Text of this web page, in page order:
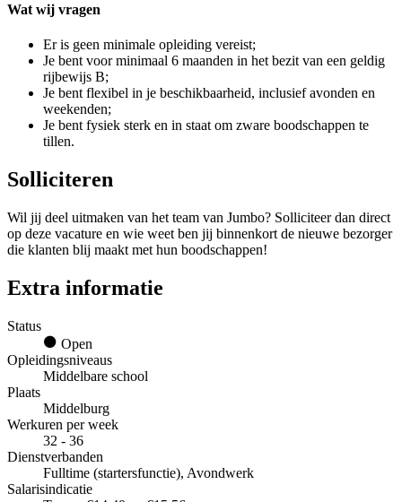
Wat wij vragen
Er is geen minimale opleiding vereist;
Je bent voor minimaal 6 maanden in het bezit van een geldig
rijbewijs B;
Je bent flexibel in je beschikbaarheid, inclusief avonden en
weekenden;
Je bent fysiek sterk en in staat om zware boodschappen te
tillen.
Solliciteren
Wil jij deel uitmaken van het team van Jumbo? Solliciteer dan direct
op deze vacature en wie weet ben jij binnenkort de nieuwe bezorger
die klanten blij maakt met hun boodschappen!
Extra informatie
Status
Open
Opleidingsniveaus
Middelbare school
Plaats
Middelburg
Werkuren per week
32 - 36
Dienstverbanden
Fulltime (startersfunctie), Avondwerk
Salarisindicatie